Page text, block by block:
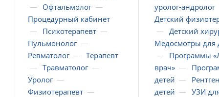
—
Офтальмолог —
Процедурный кабинет
—
Психотерапевт —
Пульмонолог —
Ревматолог — Терапевт
— Травматолог —
Уролог —
Физиотерапевт —
уролог-андролог
Детский
— Детский
Медосмотры для
—
Программы
врач» —
детей —
детей — УЗИ